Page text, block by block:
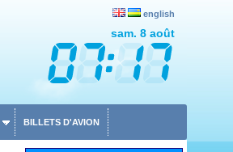
english
sam. 8 août
BILLETS D'AVION